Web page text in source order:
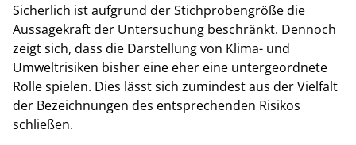
Sicherlich ist aufgrund der Stichprobengröße die
Aussagekraft der Untersuchung beschränkt. Dennoch
zeigt sich, dass die Darstellung von Klima- und
Umweltrisiken bisher eine eher eine untergeordnete
Rolle spielen. Dies lässt sich zumindest aus der Vielfalt
der Bezeichnungen des entsprechenden Risikos
schließen.